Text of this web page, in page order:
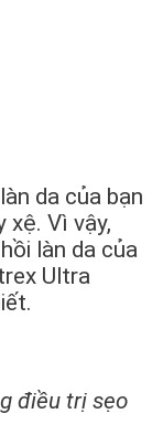
da của bạn
xệ. Vì vậy,
làn da của
Ultra
điều trị sẹo